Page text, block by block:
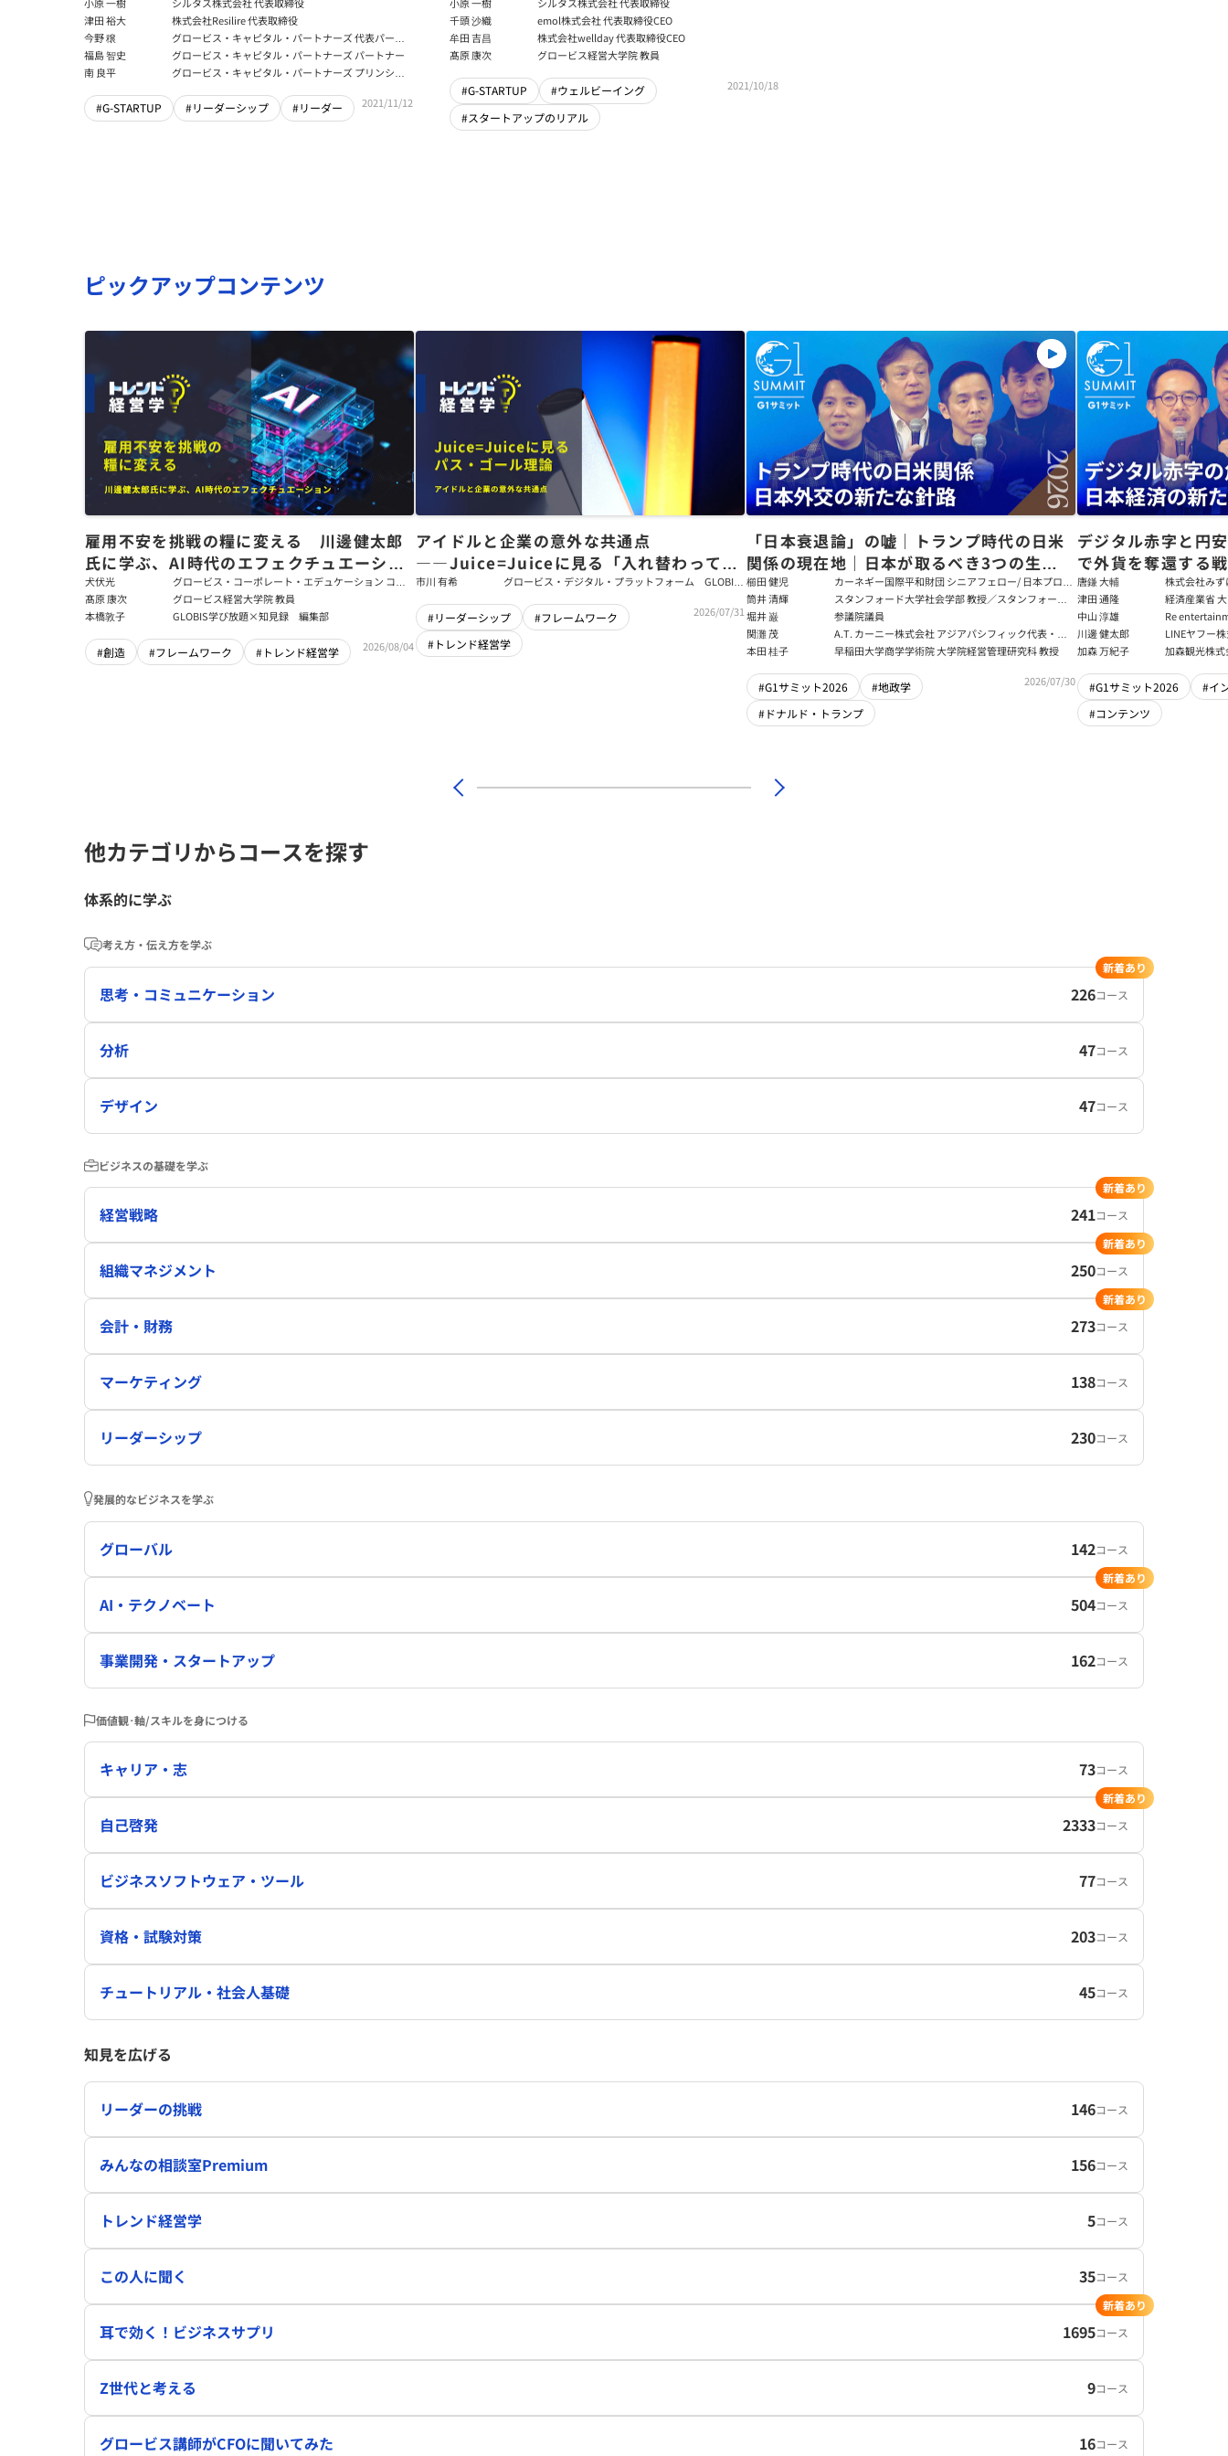
津田 裕大
株式会社Resilire 代表取締役
今野 穣
グロービス・キャピタル・パートナーズ 代表パート
ナー
福島 智史
グロービス・キャピタル・パートナーズ パートナー
南 良平
グロービス・キャピタル・パートナーズ プリンシパ
#G-STARTUP #リーダーシップ #リーダー 2021/11/12
小原 一樹
シルタス株式会社 代表取締役
千頭 沙織
emol株式会社 代表取締役CEO
牟田 吉昌
株式会社wellday 代表取締役CEO
髙原 康次
グロービス経営大学院 教員
#G-STARTUP
#ウェルビーイング
#スタートアップのリアル
2021/10/18
ピックアップコンテンツ
雇用不安を挑戦の糧に変える 川邊健太郎
氏に学ぶ、AI時代のエフェクチュエーショ
ン
犬伏光
グロービス・コーポレート・エデュケーション コー
ポレート・ソリューション・チーム コンサルタント
髙原 康次
グロービス経営大学院 教員
本橋敦子
GLOBIS学び放題×知見録 編集部
#創造 #フレームワーク #トレンド経営学 2026/08/04
アイドルと企業の意外な共通点
――Juice=Juiceに見る「入れ替わっても
強いチーム」をつくるパス・ゴール理論
市川 有希
グロービス・デジタル・プラットフォーム GLOBIS
#リーダーシップ
#フレームワーク
#トレンド経営学
2026/07/31
「日本衰退論」の嘘｜トランプ時代の日米
関係の現在地｜日本が取るべき3つの生存
戦略【櫛田健児×関灘茂×堀井巌×筒井清
輝】
櫛田 健児
カーネギー国際平和財団 シニアフェロー/ 日本プログ
ラムディレクター
筒井 清輝
スタンフォード大学社会学部 教授／スタンフォード
大学アジア太平洋研究センター 所長／東京財団 名誉
フェロー
堀井 巌
参議院議員
関灘 茂
A.T. カーニー株式会社 アジアパシフィック代表・日
本法人会長
本田 桂子 早稲田大学商学学術院 大学院経営管理研究科 教授
#G1サミット2026
#地政学
#ドナルド・トランプ
2026/07/30
デジタル赤字と円
で外貨を奪還する
る真の条件
唐鎌 大輔
株式会社み
ト
津田 通隆
経済産業省
デジタル経
報処理推進
センター 情
任者
中山 淳雄
Re
講師／Plott
川邊 健太郎
LINEヤフー
加森 万紀子
加森観光株式
#G1サミット2026
#イ
#コンテンツ
他カテゴリからコースを探す
体系的に学ぶ
考え方・伝え方を学ぶ
思考・コミュニケーション 226コース
新着あり
分析 47コース
デザイン 47コース
ビジネスの基礎を学ぶ
経営戦略 241コース
新着あり
組織マネジメント 250コース
新着あり
会計・財務 273コース
新着あり
マーケティング 138コース
リーダーシップ 230コース
発展的なビジネスを学ぶ
グローバル 142コース
AI・テクノベート 504コース
新着あり
事業開発・スタートアップ 162コース
価値観･軸/スキルを身につける
キャリア・志 73コース
自己啓発 2333コース
新着あり
ビジネスソフトウェア・ツール 77コース
資格・試験対策 203コース
チュートリアル・社会人基礎 45コース
知見を広げる
リーダーの挑戦 146コース
みんなの相談室Premium 156コース
トレンド経営学 5コース
この人に聞く 35コース
耳で効く！ビジネスサプリ 1695コース
新着あり
Z世代と考える 9コース
グロービス講師がCFOに聞いてみた 16コース